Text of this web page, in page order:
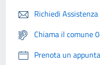
Richiedi Assistenza
Chiama il comune
Prenota un